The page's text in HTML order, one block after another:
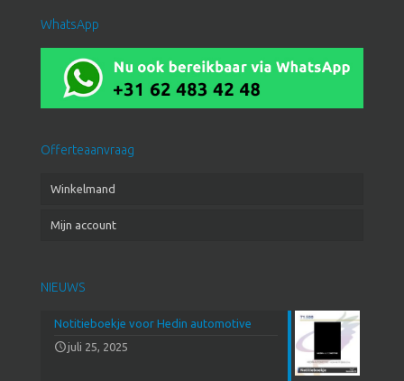
WhatsApp
Offerteaanvraag
Winkelmand
Mijn account
NIEUWS
Notitieboekje voor Hedin automotive
juli 25, 2025